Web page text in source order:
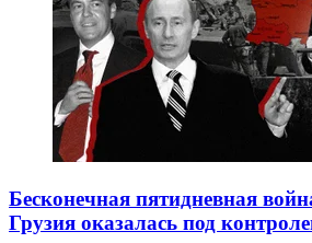
Бесконечная пятидневная
Грузия оказалась под